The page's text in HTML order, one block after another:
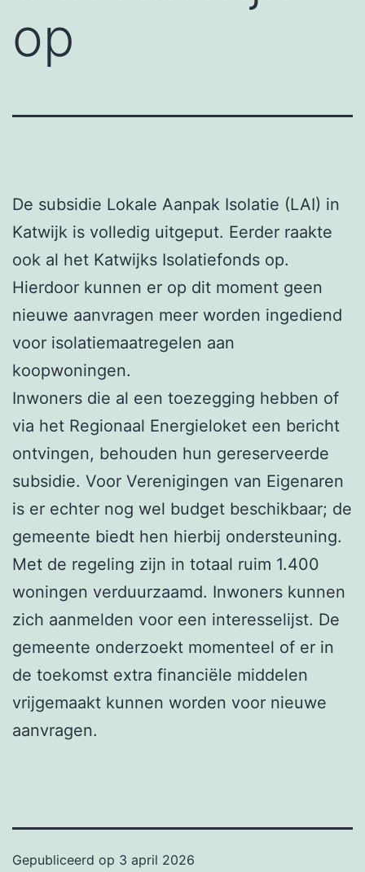
op
De subsidie Lokale Aanpak Isolatie (LAI) in
Katwijk is volledig uitgeput. Eerder raakte
ook al het Katwijks Isolatiefonds op.
Hierdoor kunnen er op dit moment geen
nieuwe aanvragen meer worden ingediend
voor isolatiemaatregelen aan
koopwoningen.
Inwoners die al een toezegging hebben of
via het Regionaal Energieloket een bericht
ontvingen, behouden hun gereserveerde
subsidie. Voor Verenigingen van Eigenaren
is er echter nog wel budget beschikbaar; de
gemeente biedt hen hierbij ondersteuning.
Met de regeling zijn in totaal ruim 1.400
woningen verduurzaamd. Inwoners kunnen
zich aanmelden voor een interesselijst. De
gemeente onderzoekt momenteel of er in
de toekomst extra financiële middelen
vrijgemaakt kunnen worden voor nieuwe
aanvragen.
Gepubliceerd op 3 april 2026